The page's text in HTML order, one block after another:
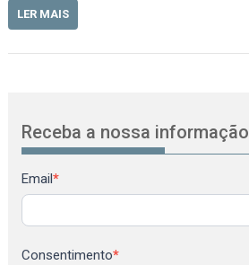
LER MAIS
Receba a nossa informação
Newsletter
Email*
Consentimento*